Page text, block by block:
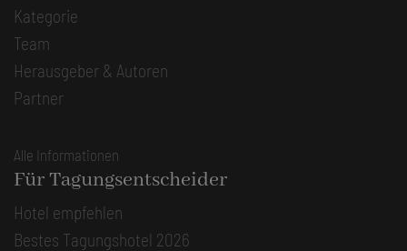
Kategorie
Team
Herausgeber & Autoren
Partner
Alle Informationen
Für Tagungsentscheider
Hotel empfehlen
Bestes Tagungshotel 2026